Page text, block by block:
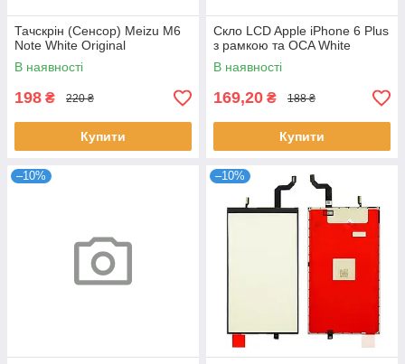
Тачскрін (Сенсор) Meizu M6
Note White Original
В наявності
198 ₴ 220 ₴
Купити
Скло LCD Apple iPhone 6 Plus
з рамкою та OCA White
В наявності
169,20 ₴ 188 ₴
Купити
–10% –10%